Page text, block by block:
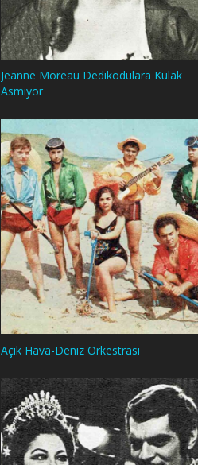
Jeanne Moreau Dedikodulara Kulak
Asmıyor
Açık Hava-Deniz Orkestrası